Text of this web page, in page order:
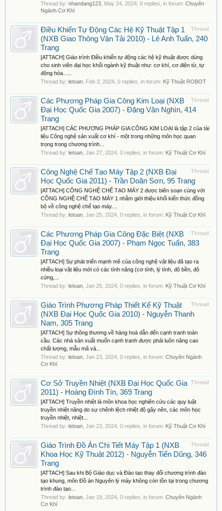
Thread by: nhandang123 May 24, 2024 , 0 replies, in forum: Chuyên
Ngành Cơ Khí
Thread
Điều Khiển Tự Động Các Hệ Kỹ Thuật Tập 1
(NXB Giao Thông Vận Tải 2010) - Lê Anh Tuấn, 240
Trang
[ATTACH] Giáo trình Điều khiển tự động các hệ kỹ thuật được dùng
cho sinh viên đại học khối ngành kỹ thuật như: cơ khí, cơ điện từ, tự
động hóa......
Thread by: letoan Feb 3, 2024 , 0 replies, in forum: Kỹ Thuật ROBOT
Thread
Các Phương Pháp Gia Công Kim Loại (NXB
Đại Học Quốc Gia 2007) - Đặng Văn Nghìn, 414
Trang
[ATTACH] CÁC PHƯƠNG PHÁP GIA CÔNG KIM LOẠI là tập 2 của tài
liệu Công nghệ sản xuất cơ khí - một trong những môn học quan
trọng trong chương trình...
Thread by: letoan Jan 27, 2024 , 0 replies, in forum: Kỹ Thuật Cơ Khí
Thread
Công Nghệ Chế Tạo Máy Tập 2 (NXB Đại
Học Quốc Gia 2011) - Trần Doãn Sơn, 95 Trang
[ATTACH] CÔNG NGHỆ CHẾ TẠO MÁY 2 được biên soạn cùng với
CÔNG NGHỆ CHẾ TẠO MÁY 1 nhằm giới thiệu khối kiến thức đồng
bộ về công nghệ chế tạo máy....
Thread by: letoan Jan 25, 2024 , 0 replies, in forum: Kỹ Thuật Cơ Khí
Thread
Các Phương Pháp Gia Công Đặc Biệt (NXB
Đại Học Quốc Gia 2007) - Phạm Ngọc Tuấn, 383
Trang
[ATTACH] Sự phát triển mạnh mẽ của công nghệ vật liệu đã tạo ra
nhiều loại vật liệu mới có các tính năng (cơ tính, lý tính, độ bền, độ
cứng,...
Thread by: letoan Jan 25, 2024 , 0 replies, in forum: Kỹ Thuật Cơ Khí
Thread
Giáo Trình Phương Pháp Thiết Kế Kỹ Thuật
(NXB Đại Học Quốc Gia 2010) - Nguyễn Thanh
Nam, 305 Trang
[ATTACH] Sự thông thương về hàng hoá dẫn đến cạnh tranh toàn
cầu. Các nhà sản xuất muốn cạnh tranh được phải luôn nâng cao
chất lượng, mẫu mã và...
Thread by: letoan Jan 23, 2024 , 0 replies, in forum: Chuyên Ngành
Cơ Khí
Thread
Cơ Sở Truyền Nhiệt (NXB Đại Học Quốc Gia
2011) - Hoàng Đình Tín, 369 Trang
[ATTACH] Truyền nhiệt là môn khoa học nghiên cứu các quy luật
truyền nhiệt năng do sự chênh lệch nhiệt độ gây nên, các môn học
truyền nhiệt, nhiệt...
Thread by: letoan Jan 23, 2024 , 0 replies, in forum: Kỹ Thuật Cơ Khí
Thread
Giáo Trình Đồ Án Chi Tiết Máy Tập 1 (NXB
Khoa Học Kỹ Thuật 2012) - Nguyễn Tiến Dũng, 346
Trang
[ATTACH] Sau khi Bộ Giáo dục và Đào tạo thay đổi chương trình đào
tạo khung, môn Đồ án Nguyên lý máy không còn tồn tại trong chương
trình đào tạo...
Thread by: letoan Jan 19, 2024 , 0 replies, in forum: Chuyên Ngành
Cơ Khí